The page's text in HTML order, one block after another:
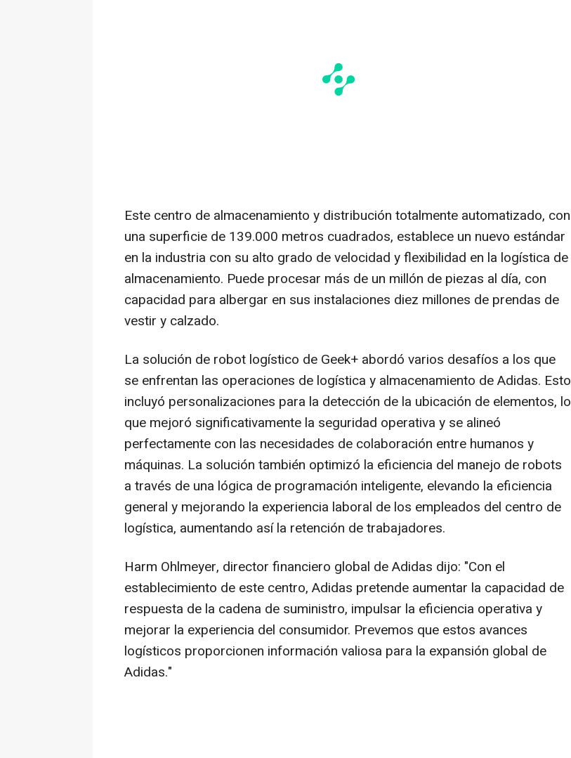
Este centro de almacenamiento y distribución totalmente automatizado, con
una superficie de 139.000 metros cuadrados, establece un nuevo estándar
en la industria con su alto grado de velocidad y flexibilidad en la logística de
almacenamiento. Puede procesar más de un millón de piezas al día, con
capacidad para albergar en sus instalaciones diez millones de prendas de
vestir y calzado.
La solución de robot logístico de Geek+ abordó varios desafíos a los que
se enfrentan las operaciones de logística y almacenamiento de Adidas. Esto
incluyó personalizaciones para la detección de la ubicación de elementos, lo
que mejoró significativamente la seguridad operativa y se alineó
perfectamente con las necesidades de colaboración entre humanos y
máquinas. La solución también optimizó la eficiencia del manejo de robots
a través de una lógica de programación inteligente, elevando la eficiencia
general y mejorando la experiencia laboral de los empleados del centro de
logística, aumentando así la retención de trabajadores.
Harm Ohlmeyer, director financiero global de Adidas dijo: "Con el
establecimiento de este centro, Adidas pretende aumentar la capacidad de
respuesta de la cadena de suministro, impulsar la eficiencia operativa y
mejorar la experiencia del consumidor. Prevemos que estos avances
logísticos proporcionen información valiosa para la expansión global de
Adidas."